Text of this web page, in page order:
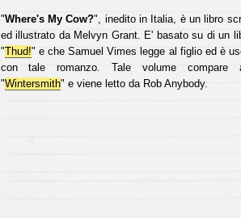
"Where's My Cow?", inedito in Italia, è un libro
ed illustrato da Melvyn Grant. E' basato su di un
"Thud!" e che Samuel Vimes legge al figlio ed è
con tale romanzo. Tale volume compare
"Wintersmith" e viene letto da Rob Anybody.